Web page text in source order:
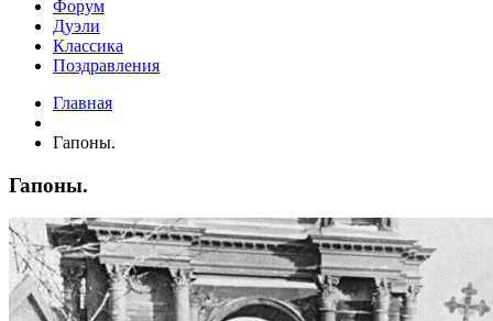
Форум
Дуэли
Классика
Поздравления
Главная
Гапоны.
Гапоны.